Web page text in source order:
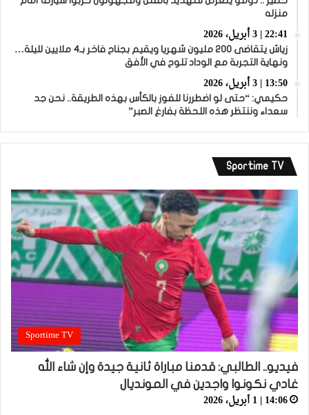
منزله
22:41 | 3 أبريل، 2026
زياش يتقاضى 200 مليون شهريا ويقيم بجناح فاخر بـ4 ملايين لليلة…
ونهاية التجربة مع الوداد تلوح في الأفق
13:50 | 3 أبريل، 2026
حكيمي: “حتى لو اضطررنا للفوز بالكأس بهذه الطريقة.. نحن جد
سعداء وننتظر هذه اللحظة بفارغ الصبر”
Sportime TV
Sportime TV
فيديو.. الطالبي: قدمنا مباراة ثانية جيدة وإن شاء الله
غادي نكونوا واجدين في المونديال
14:06 | 1 أبريل، 2026